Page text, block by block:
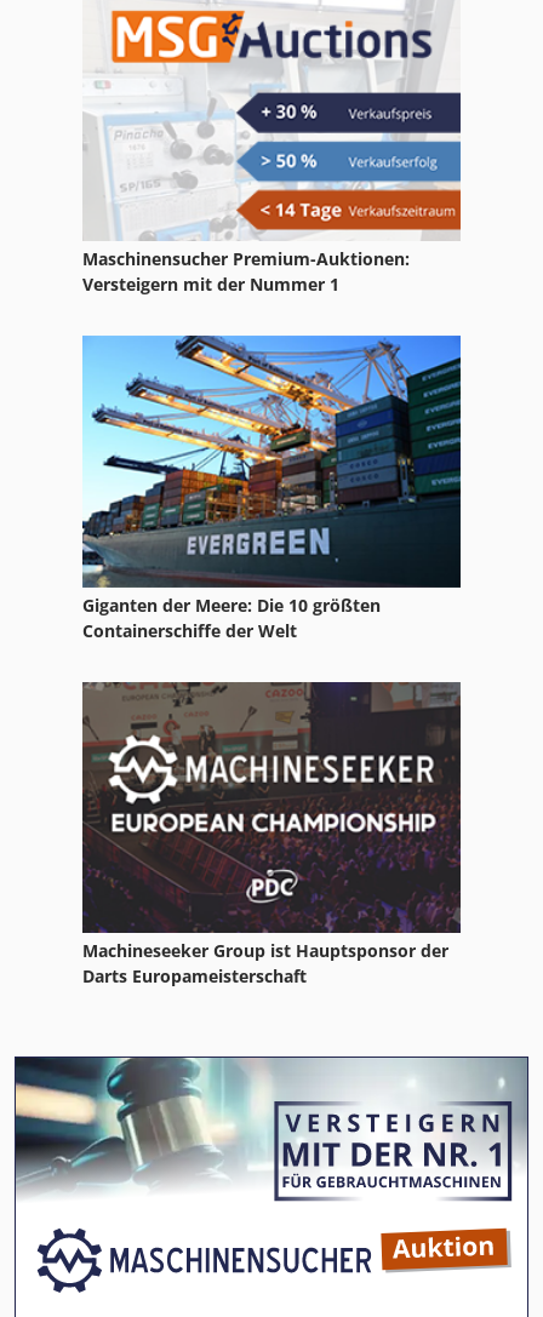
Maschinensucher Premium-Auktionen:
Versteigern mit der Nummer 1
Giganten der Meere: Die 10 größten
Containerschiffe der Welt
Machineseeker Group ist Hauptsponsor der
Darts Europameisterschaft